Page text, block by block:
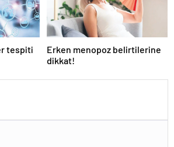
tespiti
Erken menopoz belirtilerine
dikkat!